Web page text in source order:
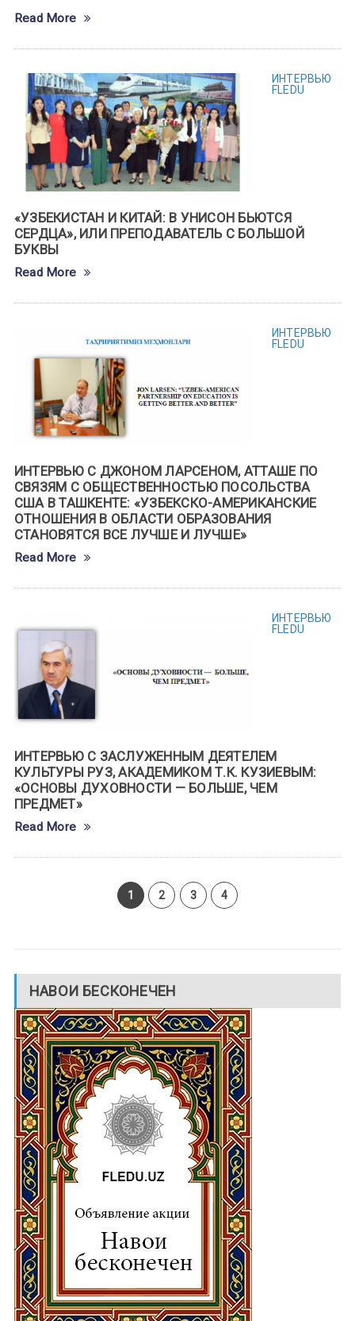
Read More
ИНТЕРВЬЮ
FLEDU
«УЗБЕКИСТАН И КИТАЙ: В УНИСОН БЬЮТСЯ
СЕРДЦА», ИЛИ ПРЕПОДАВАТЕЛЬ С БОЛЬШОЙ
БУКВЫ
Read More
ИНТЕРВЬЮ
FLEDU
ИНТЕРВЬЮ С ДЖОНОМ ЛАРСЕНОМ, АТТАШЕ ПО
СВЯЗЯМ С ОБЩЕСТВЕННОСТЬЮ ПОСОЛЬСТВА
США В ТАШКЕНТЕ: «УЗБЕКСКО-АМЕРИКАНСКИЕ
ОТНОШЕНИЯ В ОБЛАСТИ ОБРАЗОВАНИЯ
СТАНОВЯТСЯ ВСЕ ЛУЧШЕ И ЛУЧШЕ»
Read More
ИНТЕРВЬЮ
FLEDU
ИНТЕРВЬЮ С ЗАСЛУЖЕННЫМ ДЕЯТЕЛЕМ
КУЛЬТУРЫ РУЗ, АКАДЕМИКОМ Т.К. КУЗИЕВЫМ:
«ОСНОВЫ ДУХОВНОСТИ — БОЛЬШЕ, ЧЕМ
ПРЕДМЕТ»
Read More
1 2 3 4
НАВОИ БЕСКОНЕЧЕН